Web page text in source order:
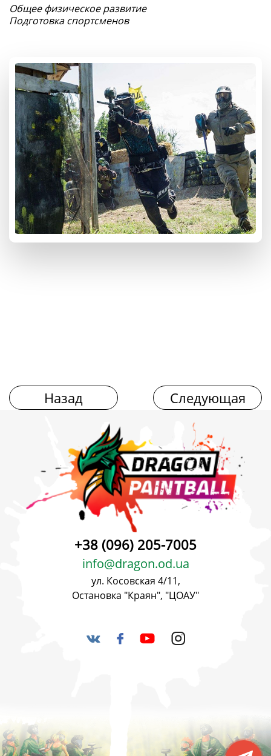
Общее физическое развитие
Подготовка спортсменов
Назад Следующая
+38 (096) 205-7005
info@dragon.od.ua
ул. Косовская 4/11,
Остановка "Краян", "ЦОАУ"